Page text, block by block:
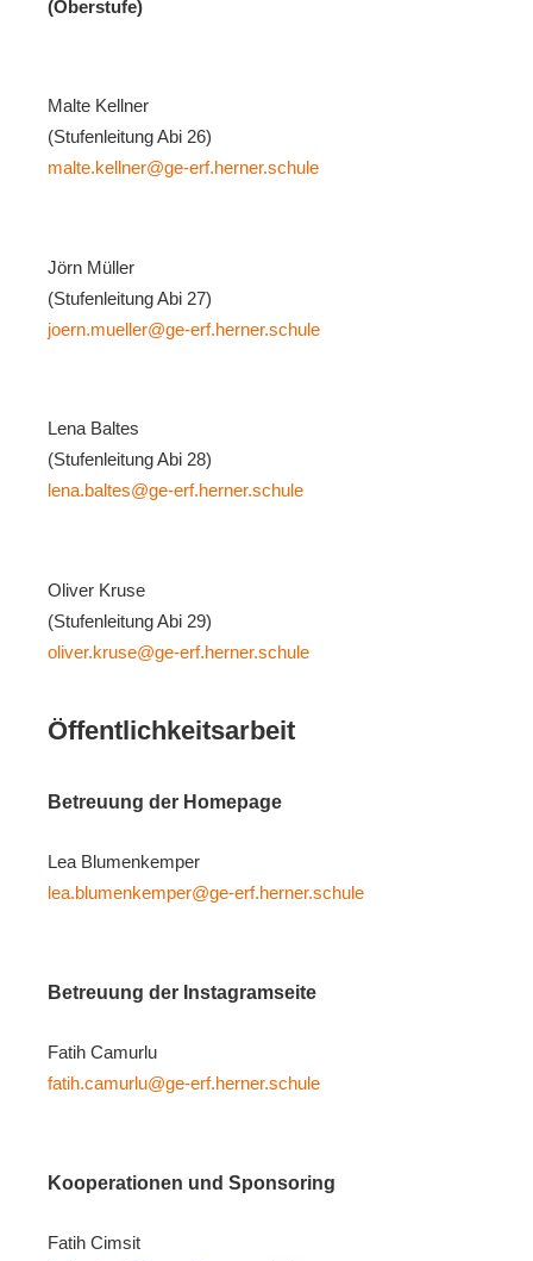
(Oberstufe)
Malte Kellner
(Stufenleitung Abi 26)
malte.kellner@ge-erf.herner.schule
Jörn Müller
(Stufenleitung Abi 27)
joern.mueller@ge-erf.herner.schule
Lena Baltes
(Stufenleitung Abi 28)
lena.baltes@ge-erf.herner.schule
Oliver Kruse
(Stufenleitung Abi 29)
oliver.kruse@ge-erf.herner.schule
Öffentlichkeitsarbeit
Betreuung der Homepage
Lea Blumenkemper
lea.blumenkemper@ge-erf.herner.schule
Betreuung der Instagramseite
Fatih Camurlu
fatih.camurlu@ge-erf.herner.schule
Kooperationen und Sponsoring
Fatih Cimsit